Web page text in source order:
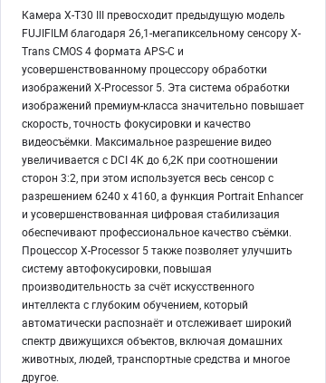
Камера X-T30 III превосходит предыдущую модель
FUJIFILM благодаря 26,1-мегапиксельному сенсору X-
Trans CMOS 4 формата APS-C и
усовершенствованному процессору обработки
изображений X-Processor 5. Эта система обработки
изображений премиум-класса значительно повышает
скорость, точность фокусировки и качество
видеосъёмки. Максимальное разрешение видео
увеличивается с DCI 4K до 6,2K при соотношении
сторон 3:2, при этом используется весь сенсор с
разрешением 6240 x 4160, а функция Portrait Enhancer
и усовершенствованная цифровая стабилизация
обеспечивают профессиональное качество съёмки.
Процессор X-Processor 5 также позволяет улучшить
систему автофокусировки, повышая
производительность за счёт искусственного
интеллекта с глубоким обучением, который
автоматически распознаёт и отслеживает широкий
спектр движущихся объектов, включая домашних
животных, людей, транспортные средства и многое
другое.